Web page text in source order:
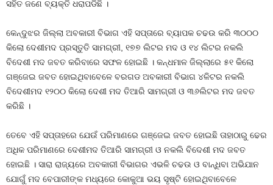
ସହିତ ଜଣେ ବ୍ୟକ୍ତି ଧରାପଡିଛି ।
କେନ୍ଦୁଝର ଜିଲ୍ଲା ଅବକାରୀ ବିଭାଗ ଏହି ସପ୍ତାରେ ବ୍ୟାପକ ଚଢଉ କରି ୩୦୦୦
କିଲୋ ଦେଶୀମଦ ପ୍ରସ୍ତୁତି ସାମଗ୍ରୀ, ୧୭୭ ଲିଟର ମଦ ଓ ୧୪ ଲିଟର ନକଲି
ବିଦେଶୀ ମଦ ଜବତ କରିବାରେ ସଫଳ ହୋଇଛି । କନ୍ଧମାଳ ଜିଲ୍ଲାରେ ୫୧ କିଲୋ
ଗଞ୍ଜେଇ ଜବତ ହୋଇଥିବାବେଳେ ବରଗଡ ଅବକାରୀ ବିଭାଗ ୪ଳିଟର ନକଲି
ବିଦେଶୀମଦ ୧୨୦୦ କିଲୋ ଦେଶୀ ମଦ ତିଆରି ସାମଗ୍ରୀ ଓ ୩୬ଲିଟର ମଦ ଜବତ
କରିଛି ।
ତେବେ ଏହି ସପ୍ତାହରେ ଯେଉଁ ପରିମାଣରେ ଗଞ୍ଜେଇ ଜବତ ହୋଇଛି ତାହାଠାରୁ ଢେର
ଅଧିକ ପରିମାଣରେ ଦେଶୀମଦ ତିଆରି ସାମଗ୍ରୀ ଓ ନକଲି ବିଦେଶୀ ମଦ ଜବତ
ହୋଇଛି । ସାରା ରାଜ୍ୟରେ ଅବକାରୀ ବିଭାଗର ଏଭଳି ଚଢଉ ଓ ବାନ୍ଧିବା ଅଭିଯାନ
ଯୋଗୁଁ ମଦ ବେପାରୀଙ୍କ ମଧ୍ୟରେ କୋକୁଆ ଭୟ ସୃଷ୍ଟି ହୋଇଥିବାବେଳେ